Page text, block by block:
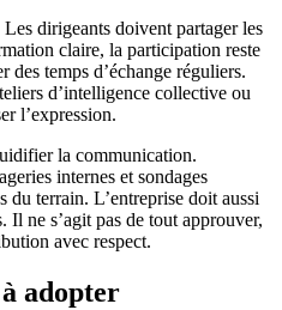
dirigeants doivent partager les
claire, la participation reste
temps d’échange réguliers.
d’intelligence collective ou
l’expression.
la communication.
internes et sondages
du terrain. L’entreprise doit aussi
Il ne s’agit pas de tout approuver,
avec respect.
adopter